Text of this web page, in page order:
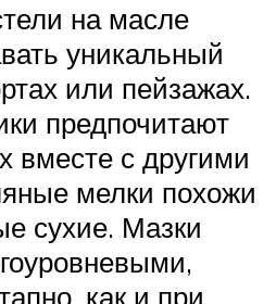
на масле
уникальный
или пейзажах.
предпочитают
вместе с другими
мелки похожи
сухие. Мазки
как и при